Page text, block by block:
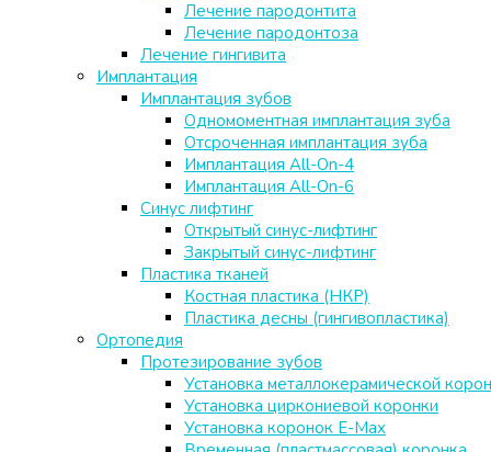
Лечение пародонтита
Лечение пародонтоза
Лечение гингивита
Имплантация
Имплантация зубов
Одномоментная имплантация зуба
Отсроченная имплантация зуба
Имплантация All-On-4
Имплантация All-On-6
Синус лифтинг
Открытый синус-лифтинг
Закрытый синус-лифтинг
Пластика тканей
Костная пластика (НКР)
Пластика десны (гингивопластика)
Ортопедия
Протезирование зубов
Установка металлокерамической
Установка циркониевой коронки
Установка коронок E-Max